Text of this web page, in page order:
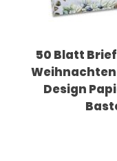
50 Blatt
Design